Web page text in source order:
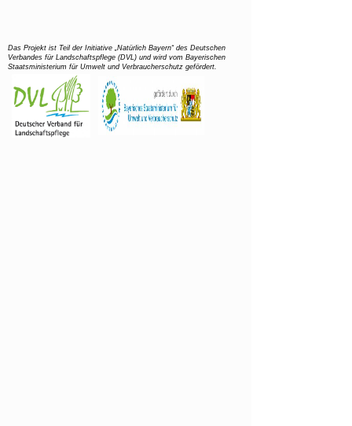
Feldflur und Brache
Regenio-Maßnahmen
Naturschutzfonds des Augsburger Zoos
Umweltbildung
Das Projekt ist Teil der Initiative „Natürlich Bayern“ des Deutschen
Verbandes für Landschaftspflege (DVL) und wird vom Bayerischen
Staatsministerium für Umwelt und Verbraucherschutz gefördert.